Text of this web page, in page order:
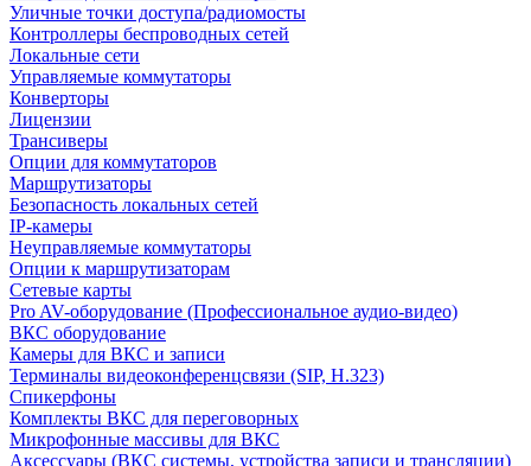
Уличные точки доступа/радиомосты
Контроллеры беспроводных сетей
Локальные сети
Управляемые коммутаторы
Конверторы
Лицензии
Трансиверы
Опции для коммутаторов
Маршрутизаторы
Безопасность локальных сетей
IP-камеры
Неуправляемые коммутаторы
Опции к маршрутизаторам
Сетевые карты
Pro AV-оборудование (Профессиональное аудио-видео)
ВКС оборудование
Камеры для ВКС и записи
Терминалы видеоконференцсвязи (SIP, H.323)
Спикерфоны
Комплекты ВКС для переговорных
Микрофонные массивы для ВКС
Аксессуары (ВКС системы, устройства записи и трансляции)